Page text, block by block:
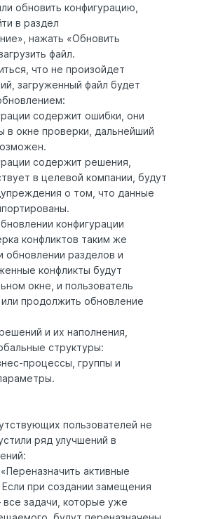
обновить конфигурацию,
в раздел
нажать «Обновить
файл.
что не произойдет
загруженный файл будет
содержит ошибки, они
в окне проверки, дальнейший
содержит решения,
в целевой компании, будут
о том, что данные
конфигурации
конфликтов таким же
обновлении разделов и
конфликты будут
окне, и пользователь
продолжить обновление
и их наполнения,
структуры:
процессы, группы и
пользователей не
ряд улучшений в
активные
при создании замещения
задачи, которые уже